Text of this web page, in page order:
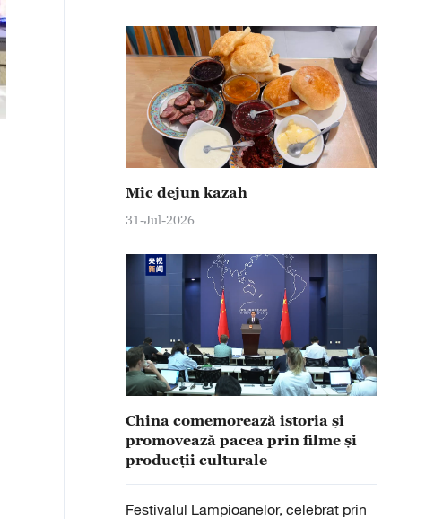
Mic dejun kazah
31-Jul-2026
China comemorează istoria și
promovează pacea prin filme și
producții culturale
Festivalul Lampioanelor, celebrat prin